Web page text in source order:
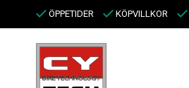
ÖPPETIDER KÖPVILLKOR